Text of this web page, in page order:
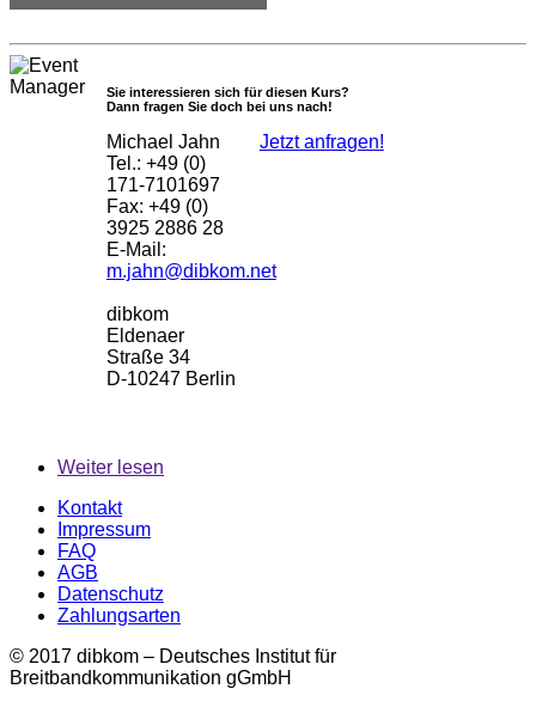
Sie interessieren sich für diesen Kurs?
Dann fragen Sie doch bei uns nach!
Michael Jahn
Tel.: +49 (0)
171-7101697
Fax: +49 (0)
3925 2886 28
E-Mail:
m.jahn@dibkom.net
dibkom
Eldenaer
Straße 34
D-10247 Berlin
Jetzt anfragen!
Weiter lesen
Kontakt
Impressum
FAQ
AGB
Datenschutz
Zahlungsarten
© 2017 dibkom – Deutsches Institut für
Breitbandkommunikation gGmbH